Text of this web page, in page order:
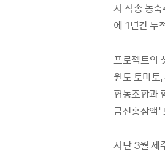
지 직송 농
에 1년간 누
프로젝트의
원도 토마토
협동조합과
금산홍삼액'
지난 3월 제